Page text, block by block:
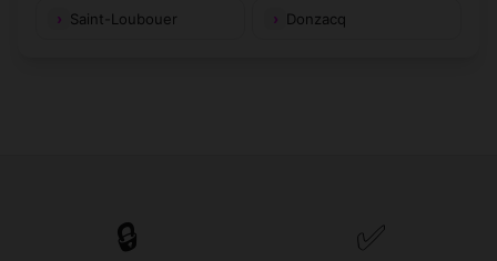
Saint-Loubouer Donzacq
🔒 ✅